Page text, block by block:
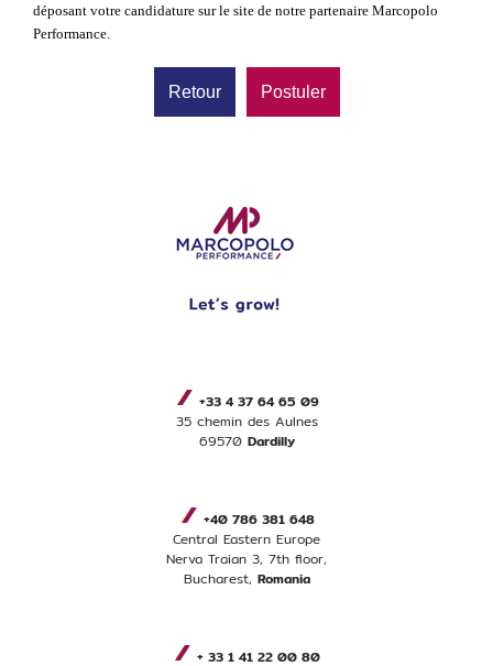
déposant votre candidature sur le site de notre partenaire Marcopolo
Performance.
Retour Postuler
+33 4 37 64 65 09
35 chemin des Aulnes
69570 Dardilly
+40 786 381 648
Central Eastern Europe
Nerva Traian 3, 7th floor,
Bucharest, Romania
+ 33 1 41 22 00 80